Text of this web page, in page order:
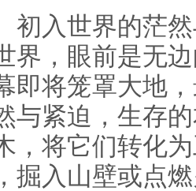
初入世界的茫
界，眼前是无
即将笼罩大地
与紧迫，生存
，将它们转化
掘入山壁或点